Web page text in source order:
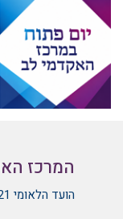
המרכז
הועד הלאומי 21, גבעת מרדכי, ירושלים